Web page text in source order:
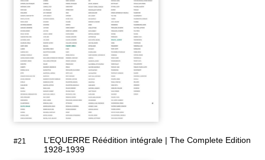
#21
L’EQUERRE Réédition intégrale | The Complete Edition
1928-1939